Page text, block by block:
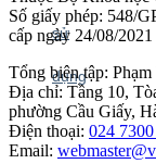
Số giấy phép: 548/
cấp ngày 24/08/2021
Tổng biên tập:
Địa chỉ: Tầng 10,
phường Cầu Giấy,
Điện thoại: 024
Email: